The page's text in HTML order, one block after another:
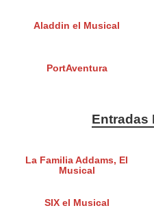
Aladdin el Musical
PortAventura
Entradas
La Familia Addams, El
Musical
SIX el Musical